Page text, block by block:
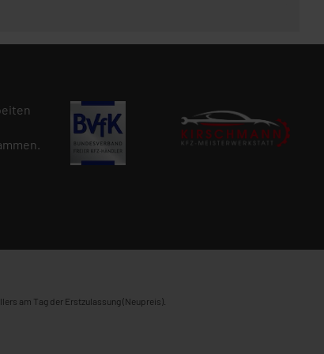
am Tag der Erstzulassung (Neupreis).